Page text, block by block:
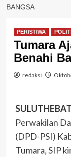
BANGSA
PERISTIWA
Tumara
Benahi
redaksi
Perwakilan
(DPD-PSI)
Tumara, SIP